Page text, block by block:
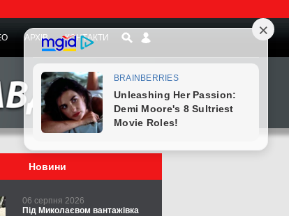
АРХІВ КОНТАКТИ
Новини
06 серпня 2026
Під Миколаєвом вантажівка